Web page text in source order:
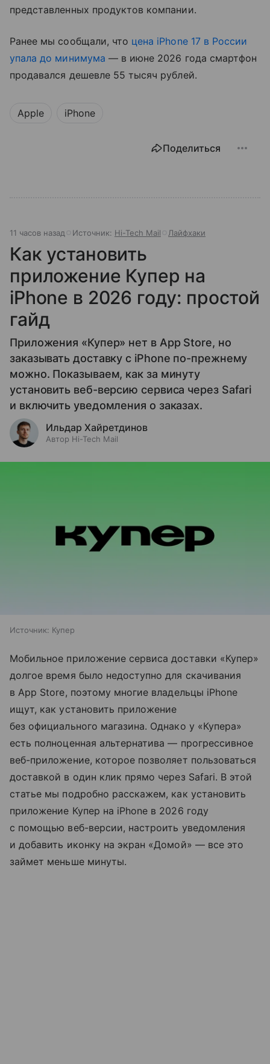
представленных продуктов компании.
Ранее мы сообщали, что цена iPhone 17 в России
упала до минимума — в июне 2026 года смартфон
продавался дешевле 55 тысяч рублей.
Apple iPhone
Поделиться
11 часов назад Источник: Hi-Tech Mail Лайфхаки
Как установить
приложение Купер на
iPhone в 2026 году: простой
гайд
Приложения «Купер» нет в App Store, но
заказывать доставку с iPhone по-прежнему
можно. Показываем, как за минуту
установить веб-версию сервиса через Safari
и включить уведомления о заказах.
Ильдар Хайретдинов
Автор Hi-Tech Mail
Источник: Купер
Мобильное приложение сервиса доставки «Купер»
долгое время было недоступно для скачивания
в App Store, поэтому многие владельцы iPhone
ищут, как установить приложение
без официального магазина. Однако у «Купера»
есть полноценная альтернатива — прогрессивное
веб-приложение, которое позволяет пользоваться
доставкой в один клик прямо через Safari. В этой
статье мы подробно расскажем, как установить
приложение Купер на iPhone в 2026 году
с помощью веб-версии, настроить уведомления
и добавить иконку на экран «Домой» — все это
займет меньше минуты.